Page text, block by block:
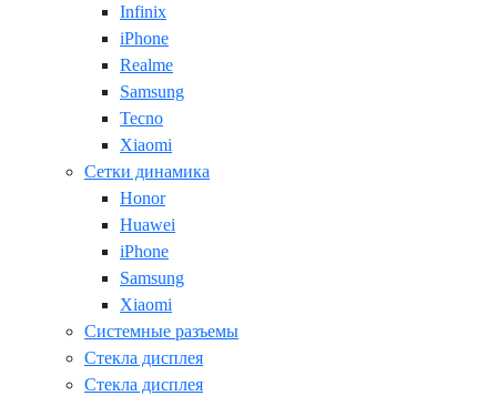
Infinix
iPhone
Realme
Samsung
Tecno
Xiaomi
Сетки динамика
Honor
Huawei
iPhone
Samsung
Xiaomi
Системные разъемы
Стекла дисплея
Стекла дисплея